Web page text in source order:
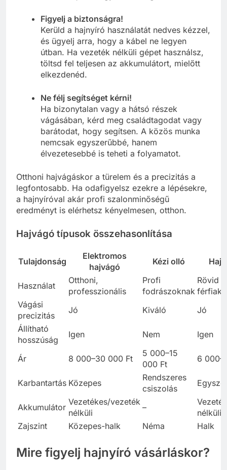
Figyelj a biztonságra!
Kerüld a hajnyíró használatát nedves kézzel,
és ügyelj arra, hogy a kábel ne legyen
útban. Ha vezeték nélküli gépet használsz,
töltsd fel teljesen az akkumulátort, mielőtt
elkezdenéd.
Ne félj segítséget kérni!
Ha bizonytalan vagy a hátsó részek
vágásában, kérd meg családtagodat vagy
barátodat, hogy segítsen. A közös munka
nemcsak egyszerűbbé, hanem
élvezetesebbé is teheti a folyamatot.
Otthoni hajvágáskor a türelem és a precizitás a
legfontosabb. Ha odafigyelsz ezekre a lépésekre,
a hajnyíróval akár profi szalonminőségű
eredményt is elérhetsz kényelmesen, otthon.
Hajvágó típusok összehasonlítása
Tulajdonság
Elektromos
hajvágó
Kézi olló
Használat
Otthoni,
professzionális
Profi
fodrászoknak
Rövid
Vágási
precizitás
Jó Kiváló
Jó
Állítható
hosszúság
Igen Nem Igen
Ár 8 000–30 000 Ft
5 000–15
000 Ft
6
Karbantartás Közepes
Rendszeres
csiszolás
Akkumulátor
Vezetékes/vezeték
nélküli
–
nélküli
Zajszint
Közepes-halk Néma Halk
Mire figyelj hajnyíró vásárláskor?